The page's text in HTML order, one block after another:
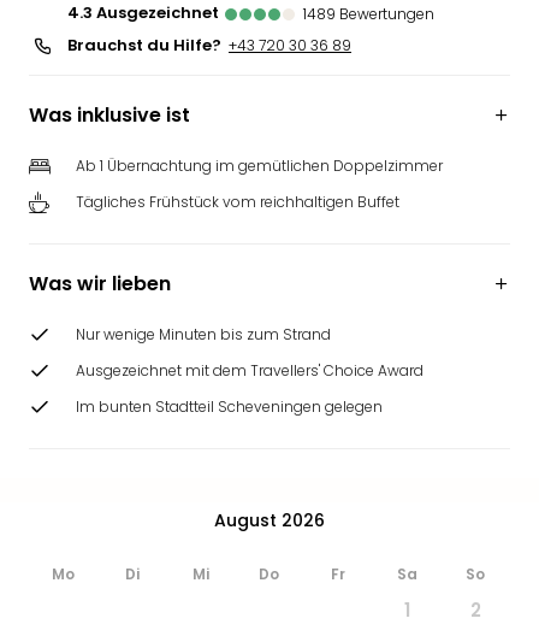
4.3
ausgezeichnet 1489 Bewertungen
Brauchst du Hilfe? +43 720 30 36 89
Was inklusive ist
Ab 1 Übernachtung im gemütlichen Doppelzimmer
Tägliches Frühstück vom reichhaltigen Buffet
Was wir lieben
Nur wenige Minuten bis zum Strand
Ausgezeichnet mit dem Travellers' Choice Award
Im bunten Stadtteil Scheveningen gelegen
August 2026
Mo Di Mi Do Fr Sa So
1
2